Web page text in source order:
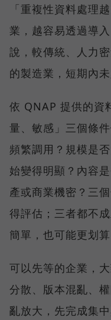
「重複性資料處理
業，越容易透過導
說，較傳統、人力
的製造業，短期內
依 QNAP 提供的資
量、敏感」三個條
頻繁調用？規模是
始變得明顯？內容
產或商業機密？三
得評估；三者都不
簡單，也可能更划算
可以先等的企業，
分散、版本混亂、
亂放大，先完成集